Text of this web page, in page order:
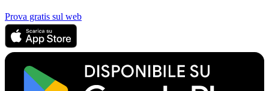
Prova gratis sul web